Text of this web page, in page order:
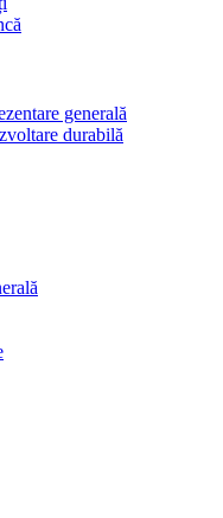
generală
durabilă